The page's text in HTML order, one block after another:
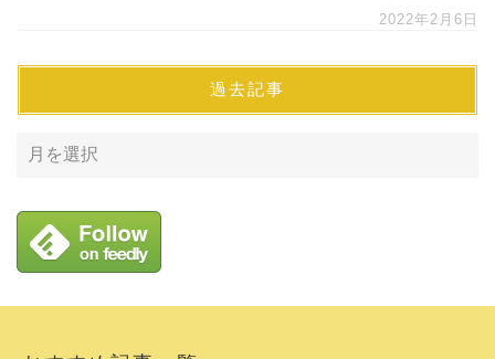
2022年2月6日
過去記事